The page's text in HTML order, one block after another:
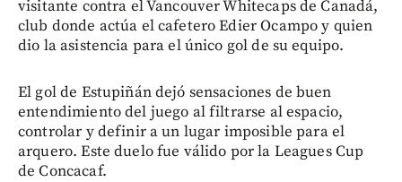
visitante contra el Vancouver Whitecaps de Canadá,
club donde actúa el cafetero Edier Ocampo y quien
dio la asistencia para el único gol de su equipo.
El gol de Estupiñán dejó sensaciones de buen
entendimiento del juego al filtrarse al espacio,
controlar y definir a un lugar imposible para el
arquero. Este duelo fue válido por la Leagues Cup
de Concacaf.